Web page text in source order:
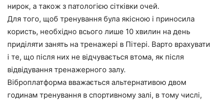
нирок, а також з патологією сітківки очей.
Для того, щоб тренування була якісною і приносила
користь, необхідно всього лише 10 хвилин на день
приділяти занять на тренажері в Пітері. Варто врахувати
і те, що після них не відчувається втома, як після
відвідування тренажерного залу.
Віброплатформа вважається альтернативою двом
годинам тренування в спортивному залі, в тому числі,